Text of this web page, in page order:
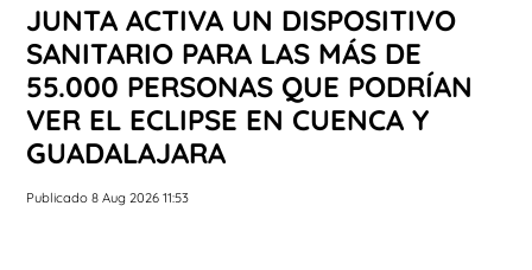
JUNTA ACTIVA UN DISPOSITIVO
SANITARIO PARA LAS MÁS DE
55.000 PERSONAS QUE PODRÍAN
VER EL ECLIPSE EN CUENCA Y
GUADALAJARA
Publicado 8 Aug 2026 11:53